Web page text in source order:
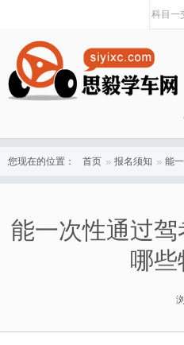
科目一
您现在的位置： 首页 报名须知 能
能一次性通过
哪些